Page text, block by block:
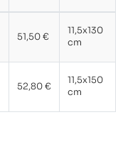
51,50 €
11,5x130
cm
52,80 €
11,5x150
cm